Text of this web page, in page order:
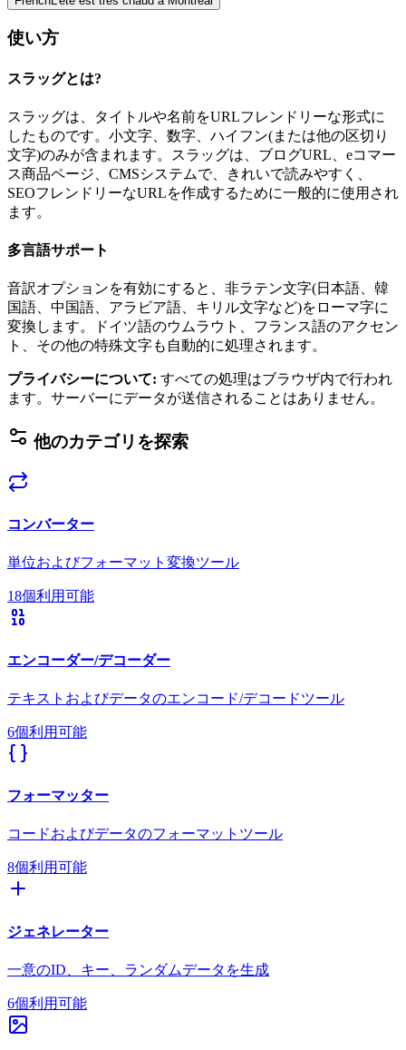
使い方
スラッグとは?
スラッグは、タイトルや名前をURLフレンドリーな形式に
したものです。小文字、数字、ハイフン(または他の区切り
文字)のみが含まれます。スラッグは、ブログURL、eコマー
ス商品ページ、CMSシステムで、きれいで読みやすく、
SEOフレンドリーなURLを作成するために一般的に使用され
ます。
多言語サポート
音訳オプションを有効にすると、非ラテン文字(日本語、韓
国語、中国語、アラビア語、キリル文字など)をローマ字に
変換します。ドイツ語のウムラウト、フランス語のアクセン
ト、その他の特殊文字も自動的に処理されます。
プライバシーについて: すべての処理はブラウザ内で行われ
ます。サーバーにデータが送信されることはありません。
他のカテゴリを探索
コンバーター
単位およびフォーマット変換ツール
18個利用可能
エンコーダー/デコーダー
テキストおよびデータのエンコード/デコードツール
6個利用可能
フォーマッター
コードおよびデータのフォーマットツール
8個利用可能
ジェネレーター
一意のID、キー、ランダムデータを生成
6個利用可能